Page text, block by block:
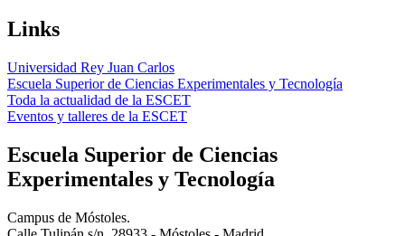
Links
Universidad Rey Juan Carlos
Escuela Superior de Ciencias Experimentales y Tecnología
Toda la actualidad de la ESCET
Eventos y talleres de la ESCET
Escuela Superior de Ciencias
Experimentales y Tecnología
Campus de Móstoles.